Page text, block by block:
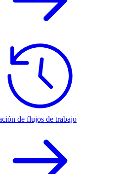
de flujos de trabajo